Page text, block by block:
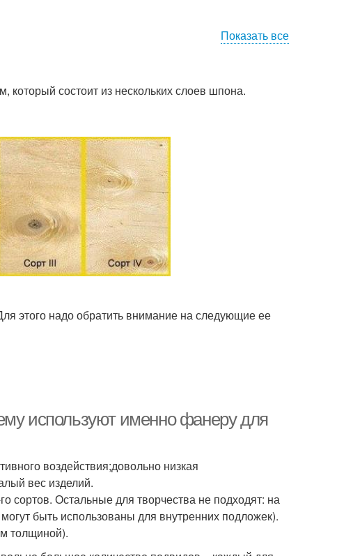
Показать все
состоит из нескольких слоев шпона.
этого надо обратить внимание на следующие ее
используют именно фанеру для
воздействия;довольно низкая
вес изделий.
сортов. Остальные для творчества не подходят: на
быть использованы для внутренних подложек).
толщиной).